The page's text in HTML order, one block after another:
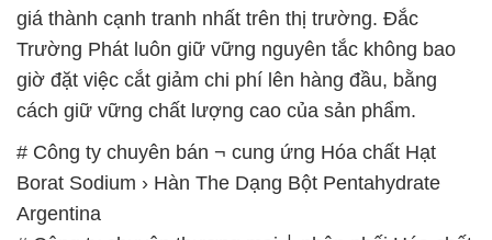
giá thành cạnh tranh nhất trên thị trường. Đắc
Trường Phát luôn giữ vững nguyên tắc không bao
giờ đặt việc cắt giảm chi phí lên hàng đầu, bằng
cách giữ vững chất lượng cao của sản phẩm.
# Công ty chuyên bán ¬ cung ứng Hóa chất Hạt
Borat Sodium › Hàn The Dạng Bột Pentahydrate
Argentina